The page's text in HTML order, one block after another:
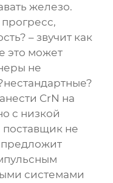
железо.
– звучит как
это может
не
CrN на
с низкой
не
предложит
системами